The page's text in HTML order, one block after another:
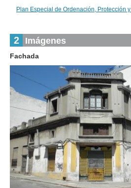
Plan Especial de Ordenación, Protección
2 Imágenes
Fachada